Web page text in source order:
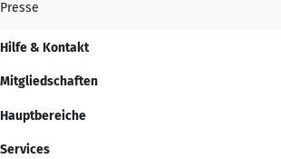
Presse
Hilfe & Kontakt
Mitgliedschaften
Hauptbereiche
Services